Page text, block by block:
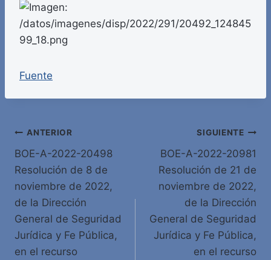
Fuente
Navegación
de
entradas
ANTERIOR
BOE-A-2022-20498
Resolución de 8 de
noviembre de 2022,
de la Dirección
General de Seguridad
Jurídica y Fe Pública,
en el recurso
SIGUIENTE
BOE-A-2022-20981
Resolución de 21 de
noviembre de 2022,
de la Dirección
General de Seguridad
Jurídica y Fe Pública,
en el recurso